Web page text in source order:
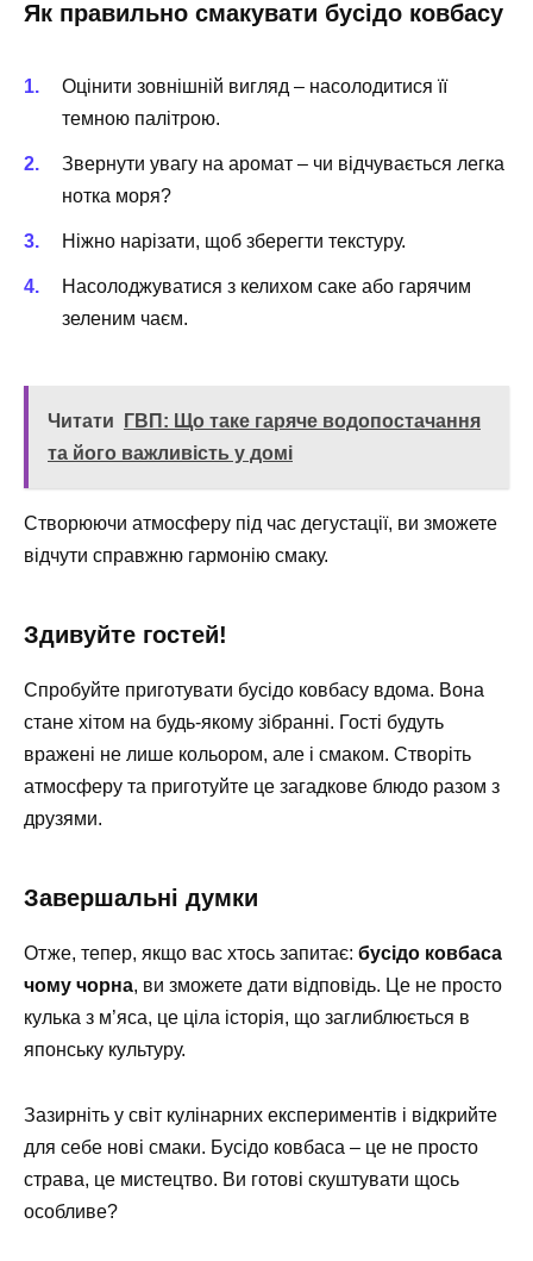
Як правильно смакувати бусідо ковбасу
Оцінити зовнішній вигляд – насолодитися її
темною палітрою.
Звернути увагу на аромат – чи відчувається легка
нотка моря?
Ніжно нарізати, щоб зберегти текстуру.
Насолоджуватися з келихом саке або гарячим
зеленим чаєм.
Читати
ГВП: Що таке гаряче водопостачання
та його важливість у домі
Створюючи атмосферу під час дегустації, ви зможете
відчути справжню гармонію смаку.
Здивуйте гостей!
Спробуйте приготувати бусідо ковбасу вдома. Вона
стане хітом на будь-якому зібранні. Гості будуть
вражені не лише кольором, але і смаком. Створіть
атмосферу та приготуйте це загадкове блюдо разом з
друзями.
Завершальні думки
Отже, тепер, якщо вас хтось запитає: бусідо ковбаса
чому чорна, ви зможете дати відповідь. Це не просто
кулька з м’яса, це ціла історія, що заглиблюється в
японську культуру.
Зазирніть у світ кулінарних експериментів і відкрийте
для себе нові смаки. Бусідо ковбаса – це не просто
страва, це мистецтво. Ви готові скуштувати щось
особливе?